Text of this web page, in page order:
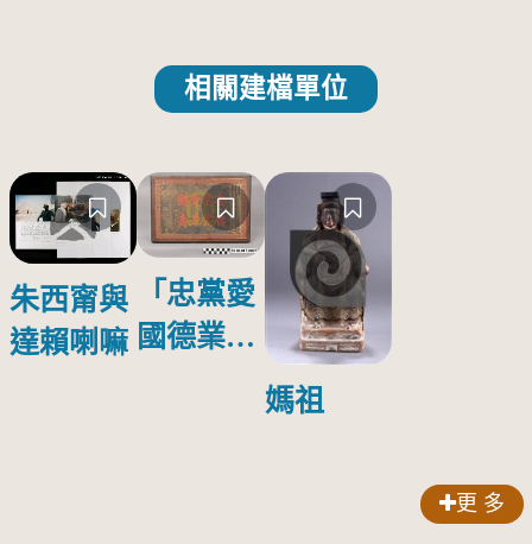
相關建檔單位
朱西甯與
達賴喇嘛
「忠黨愛
國德業並
媽祖
更 多